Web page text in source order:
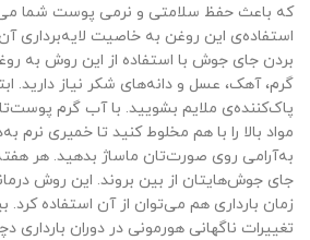
که باعث حفظ سلامتی و نرمی پوست شما
استفاده‌ی این روغن به خاصیت لایه‌برداری
بردن جای جوش با استفاده از این روش به
گرم، آهک، عسل و دانه‌های شکر نیاز دارید.
پاک‌کننده‌ی ملایم بشویید. با آب گرم
مواد بالا را با هم مخلوط کنید تا خمیری نرم
به‌آرامی روی صورت‌تان ماساژ بدهید. هر هفته
جای جوش‌هایتان از بین بروند. این روش
زمان بارداری هم می‌توان از آن استفاده کرد.
تغییرات ناگهانی هورمونی در دوران